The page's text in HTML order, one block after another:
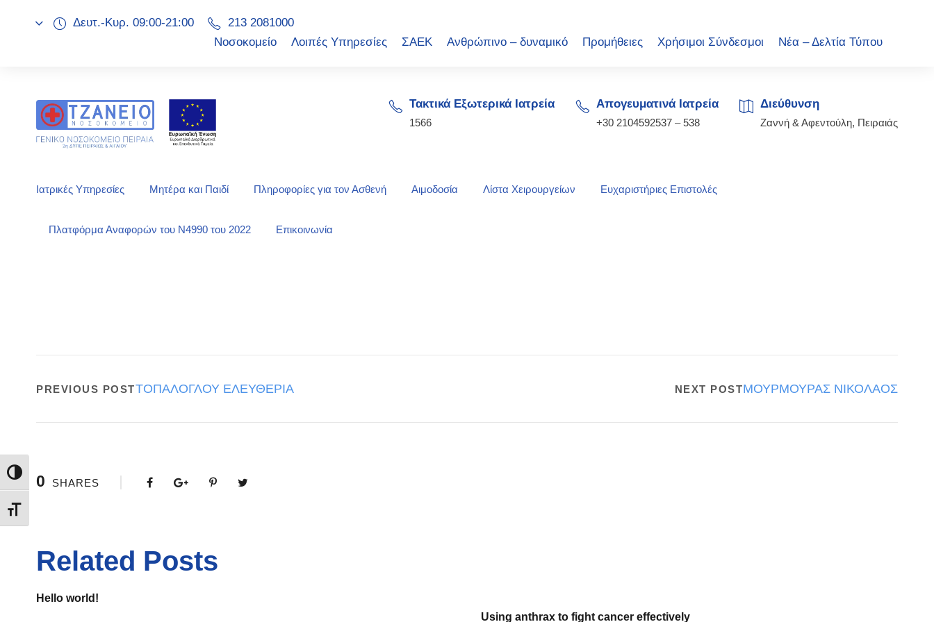
Εναλλαγή Υψηλής Αντίθεσης
Εναλλαγή Μεγέθους Γραμμάτων
Δευτ.-Κυρ. 09:00-21:00
213 2081000
Νοσοκομείο
Λοιπές Υπηρεσίες ΣΑΕΚ Ανθρώπινο – δυναμικό Προμήθειες Χρήσιμοι Σύνδεσμοι Νέα – Δελτία Τύπου
Τακτικά Εξωτερικά Ιατρεία
1566
Απογευματινά Ιατρεία
+30 2104592537 –538
Διεύθυνση
Ζαννή & Αφεντούλη, Πειραιάς
Ιατρικές Υπηρεσίες Μητέρα και Παιδί Πληροφορίες για τον Ασθενή Αιμοδοσία Λίστα Χειρουργείων Ευχαριστήριες Επιστολές
Πλατφόρμα Αναφορών του Ν4990 του 2022 Επικοινωνία
PREVIOUS POSTΤΟΠΑΛΟΓΛΟΥ ΕΛΕΥΘΕΡΙΑ NEXT POSTΜΟΥΡΜΟΥΡΑΣ ΝΙΚΟΛΑΟΣ
0 SHARES
Related Posts
Hello world!
Using anthrax to fight cancer effectively